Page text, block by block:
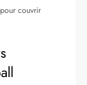
couvrir